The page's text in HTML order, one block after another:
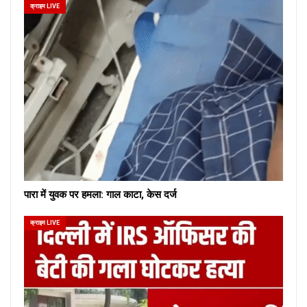
क्राइम LIVE
पारा में युवक पर हमला: गाल काटा, केस दर्ज
क्राइम LIVE